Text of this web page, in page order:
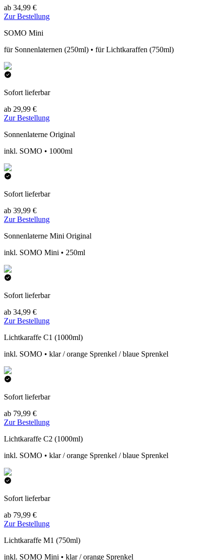
ab 34,99 €
Zur Bestellung
SOMO Mini
für Sonnenlaternen (250ml) • für Lichtkaraffen (750ml)
Sofort lieferbar
ab 29,99 €
Zur Bestellung
Sonnenlaterne Original
inkl. SOMO • 1000ml
Sofort lieferbar
ab 39,99 €
Zur Bestellung
Sonnenlaterne Mini Original
inkl. SOMO Mini • 250ml
Sofort lieferbar
ab 34,99 €
Zur Bestellung
Lichtkaraffe C1 (1000ml)
inkl. SOMO • klar / orange Sprenkel / blaue Sprenkel
Sofort lieferbar
ab 79,99 €
Zur Bestellung
Lichtkaraffe C2 (1000ml)
inkl. SOMO • klar / orange Sprenkel / blaue Sprenkel
Sofort lieferbar
ab 79,99 €
Zur Bestellung
Lichtkaraffe M1 (750ml)
inkl. SOMO Mini • klar / orange Sprenkel